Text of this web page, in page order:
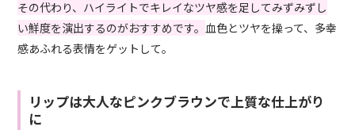
その代わり、ハイライトでキレイなツヤ感を足してみずみずし
い鮮度を演出するのがおすすめです。 血色とツヤを操って、多幸
感あふれる表情をゲットして。
リップは大人なピンクブラウンで上質な仕上がり
に